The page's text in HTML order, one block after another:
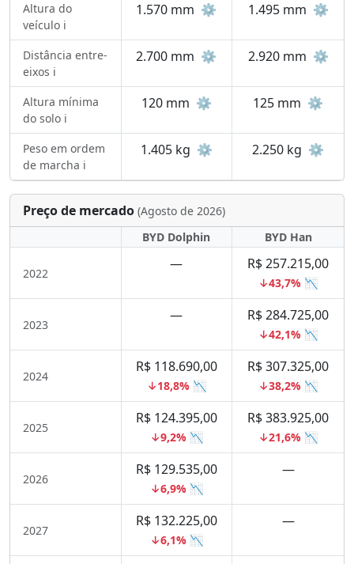
Altura do
veículo ℹ️
1.570 mm ⚙️ 1.495 mm ⚙️
Distância entre-
eixos ℹ️
2.700 mm ⚙️ 2.920 mm ⚙️
Altura mínima
do solo ℹ️
120 mm ⚙️ 125 mm ⚙️
Peso em ordem
de marcha ℹ️
1.405 kg ⚙️ 2.250 kg ⚙️
Preço de mercado (Agosto de 2026)
BYD Dolphin
BYD Han
2022
— R$ 257.215,00
↓43,7% 📉
2023
— R$ 284.725,00
↓42,1% 📉
2024
R$ 118.690,00
↓18,8% 📉
R$ 307.325,00
↓38,2% 📉
2025
R$ 124.395,00
↓9,2% 📉
R$ 383.925,00
↓21,6% 📉
2026
R$ 129.535,00
↓6,9% 📉
—
2027
R$ 132.225,00
↓6,1% 📉
—